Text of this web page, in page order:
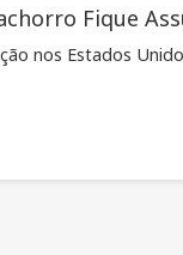
Fique
nos Estados